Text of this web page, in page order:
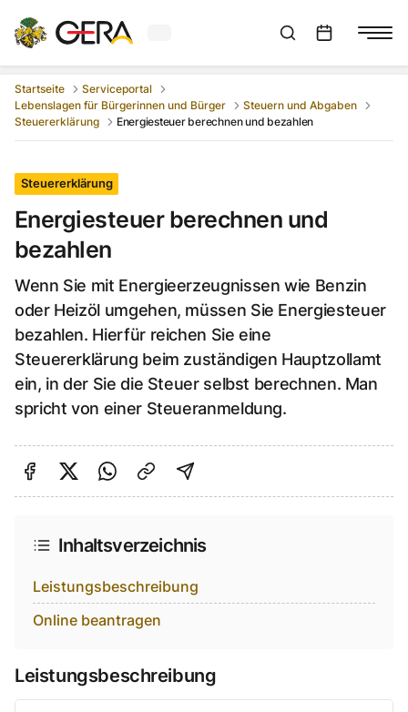
Aktuelles Wetter in GeraSuchleiste anzeigen
Startseite
Serviceportal
Lebenslagen für Bürgerinnen und Bürger
Steuern und Abgaben
Steuererklärung
Energiesteuer berechnen und bezahlen
Steuererklärung
Energiesteuer berechnen und
bezahlen
Wenn Sie mit Energieerzeugnissen wie Benzin
oder Heizöl umgehen, müssen Sie Energiesteuer
bezahlen. Hierfür reichen Sie eine
Steuererklärung beim zuständigen Hauptzollamt
ein, in der Sie die Steuer selbst berechnen. Man
spricht von einer Steueranmeldung.
Auf Facebook teilen
Auf Twitter teilen
Per Link teilen
shareViaEmail
Inhaltsverzeichnis
Leistungsbeschreibung
Online beantragen
Leistungsbeschreibung